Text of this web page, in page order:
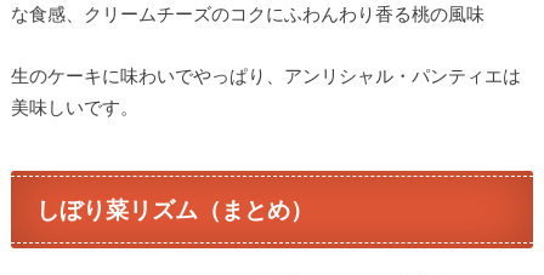
な食感、クリームチーズのコクにふわんわり香る桃の風味
生のケーキに味わいでやっぱり、アンリシャル・パンティエは
美味しいです。
しぼり菜リズム（まとめ）